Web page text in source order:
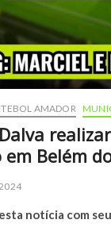
AMADOR
em Belém
notícia com